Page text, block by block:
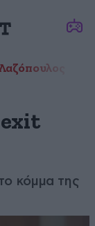
exit
κόμμα της